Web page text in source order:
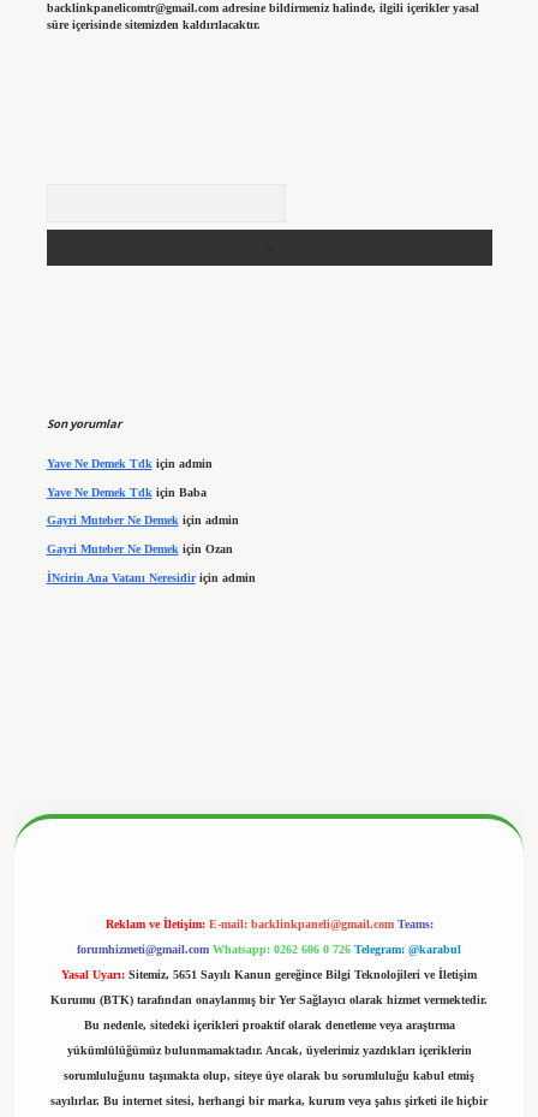
backlinkpanelicomtr@gmail.comadresine bildirmeniz halinde, ilgili içerikler yasal
süre içerisinde sitemizden kaldırılacaktır.
Son yorumlar
Yave Ne Demek Tdk için admin
Yave Ne Demek Tdk için Baba
Gayri Muteber Ne Demekiçin admin
Gayri Muteber Ne Demek için Ozan
İNcirin Ana Vatanı Neresidiriçin admin
Reklam ve İletişim: E-mail: backlinkpaneli@gmail.com Teams:
forumhizmeti@gmail.com Whatsapp: 0262 606 0 726 Telegram: @karabul
Yasal Uyarı: Sitemiz, 5651 Sayılı Kanun gereğince Bilgi Teknolojileri ve İletişim
Kurumu (BTK) tarafından onaylanmış bir Yer Sağlayıcı olarak hizmet vermektedir.
Bu nedenle, sitedeki içerikleri proaktif olarak denetleme veya araştırma
yükümlülüğümüz bulunmamaktadır. Ancak, üyelerimiz yazdıkları içeriklerin
sorumluluğunu taşımakta olup, siteye üye olarak bu sorumluluğu kabul etmiş
sayılırlar. Bu internet sitesi, herhangi bir marka, kurum veya şahıs şirketi ile hiçbir